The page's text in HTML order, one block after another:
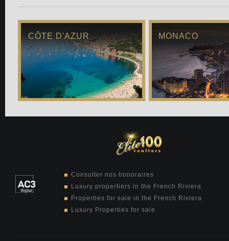
CÔTE D'AZUR MONACO
Consulter nos honoraires
Luxury propertiers in the French Riviera
Properties for sale in the French Riviera
Luxury Properties for sale